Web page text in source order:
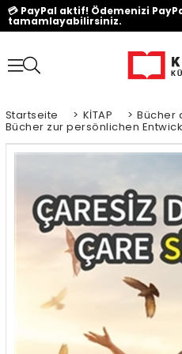
💳 PayPal aktif! Ödemenizi
tamamlayabilirsiniz.
Startseite > KİTAP > Bücher
Bücher zur persönlichen